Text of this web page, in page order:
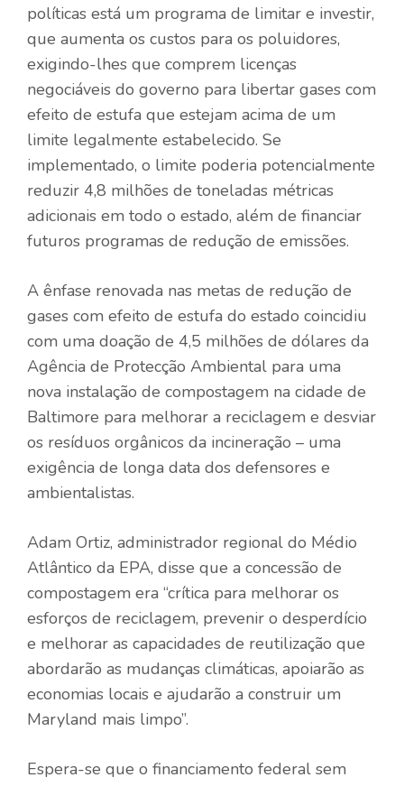
políticas está um programa de limitar e investir,
que aumenta os custos para os poluidores,
exigindo-lhes que comprem licenças
negociáveis ​​do governo para libertar gases com
efeito de estufa que estejam acima de um
limite legalmente estabelecido. Se
implementado, o limite poderia potencialmente
reduzir 4,8 milhões de toneladas métricas
adicionais em todo o estado, além de financiar
futuros programas de redução de emissões.
A ênfase renovada nas metas de redução de
gases com efeito de estufa do estado coincidiu
com uma doação de 4,5 milhões de dólares da
Agência de Protecção Ambiental para uma
nova instalação de compostagem na cidade de
Baltimore para melhorar a reciclagem e desviar
os resíduos orgânicos da incineração – uma
exigência de longa data dos defensores e
ambientalistas.
Adam Ortiz, administrador regional do Médio
Atlântico da EPA, disse que a concessão de
compostagem era “crítica para melhorar os
esforços de reciclagem, prevenir o desperdício
e melhorar as capacidades de reutilização que
abordarão as mudanças climáticas, apoiarão as
economias locais e ajudarão a construir um
Maryland mais limpo”.
Espera-se que o financiamento federal sem